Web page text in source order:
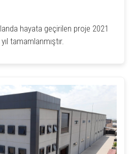
hayata geçirilen proje 2021
tamamlanmıştır.